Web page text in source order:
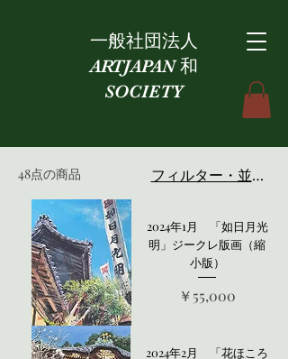
一般社団法人
ARTJAPAN 和
SOCIETY
48点の商品 フィルター・並び替え
2024年1月 「如日月光
明」ジークレ版画（縮
小版）
価格
￥55,000
2024年2月 「花ほころ